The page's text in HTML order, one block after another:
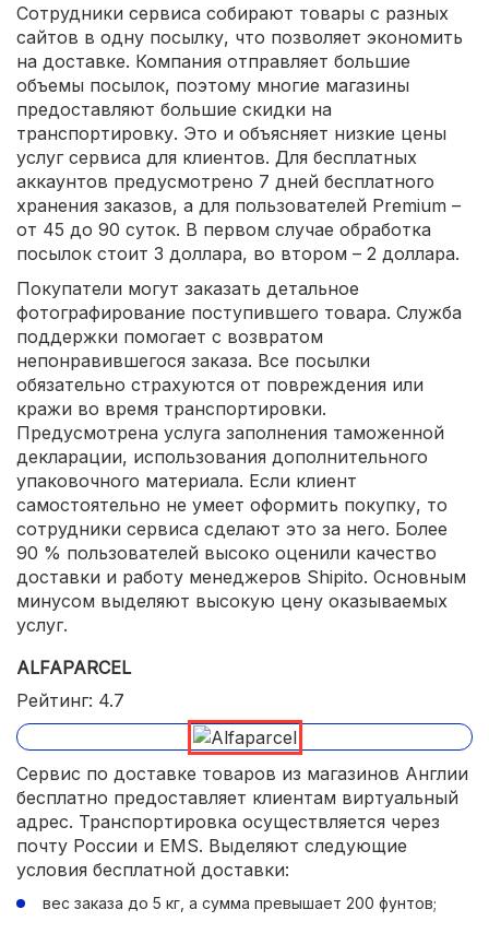
Сотрудники сервиса собирают товары с разных
сайтов в одну посылку, что позволяет экономить
на доставке. Компания отправляет большие
объемы посылок, поэтому многие магазины
предоставляют большие скидки на
транспортировку. Это и объясняет низкие цены
услуг сервиса для клиентов. Для бесплатных
аккаунтов предусмотрено 7 дней бесплатного
хранения заказов, а для пользователей Premium –
от 45 до 90 суток. В первом случае обработка
посылок стоит 3 доллара, во втором – 2 доллара.
Покупатели могут заказать детальное
фотографирование поступившего товара. Служба
поддержки помогает с возвратом
непонравившегося заказа. Все посылки
обязательно страхуются от повреждения или
кражи во время транспортировки.
Предусмотрена услуга заполнения таможенной
декларации, использования дополнительного
упаковочного материала. Если клиент
самостоятельно не умеет оформить покупку, то
сотрудники сервиса сделают это за него. Более
90 % пользователей высоко оценили качество
доставки и работу менеджеров Shipito. Основным
минусом выделяют высокую цену оказываемых
услуг.
ALFAPARCEL
Рейтинг: 4.7
Сервис по доставке товаров из магазинов Англии
бесплатно предоставляет клиентам виртуальный
адрес. Транспортировка осуществляется через
почту России и EMS. Выделяют следующие
условия бесплатной доставки:
вес заказа до 5 кг, а сумма превышает 200 фунтов;